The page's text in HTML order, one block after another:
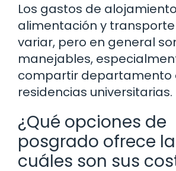
Los gastos de
alimentación y
variar, pero en general
manejables,
compartir departamento
residencias universitarias.
¿Qué opciones de
posgrado ofrece la
cuáles son sus